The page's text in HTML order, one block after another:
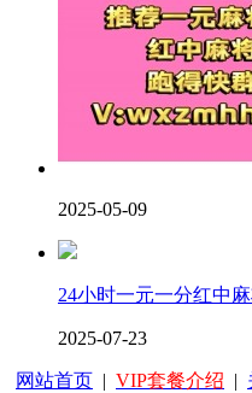
2025-05-09
24小时一元一分红中
2025-07-23
网站首页 | VIP套餐介绍 |